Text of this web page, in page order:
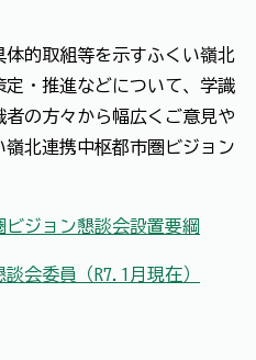
的取組等を示すふくい嶺北
・推進などについて、学識
の方々から幅広くご意見や
北連携中枢都市圏ビジョン
ビジョン懇談会設置要綱
会委員（R7.1月現在）